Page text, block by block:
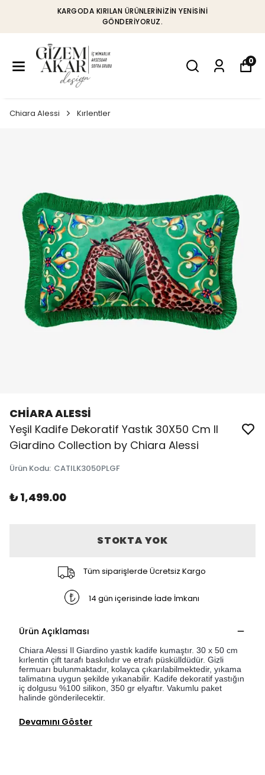
KARGODA KIRILAN ÜRÜNLERINIZIN YENISINI
GÖNDERIYORUZ.
0
Chiara Alessi Kırlentler
CHİARA ALESSİ
Yeşil Kadife Dekoratif Yastık 30X50 Cm Il
Giardino Collection by Chiara Alessi
Ürün Kodu: CATILK3050PLGF
₺ 1,499.00
STOKTA YOK
Tüm siparişlerde Ücretsiz Kargo
14 gün içerisinde İade İmkanı
Ürün Açıklaması
Chiara Alessi Il Giardino yastık kadife kumaştır. 30 x 50 cm
kırlentin çift tarafı baskılıdır ve etrafı püskülldüdür. Gizli
fermuarı bulunmaktadır, kolayca çıkarılabilmektedir, yıkama
talimatına uygun şekilde yıkanabilir. Kadife dekoratif yastığın
iç dolgusu %100 silikon, 350 gr elyaftır. Vakumlu paket
halinde gönderilecektir.
Devamını Göster